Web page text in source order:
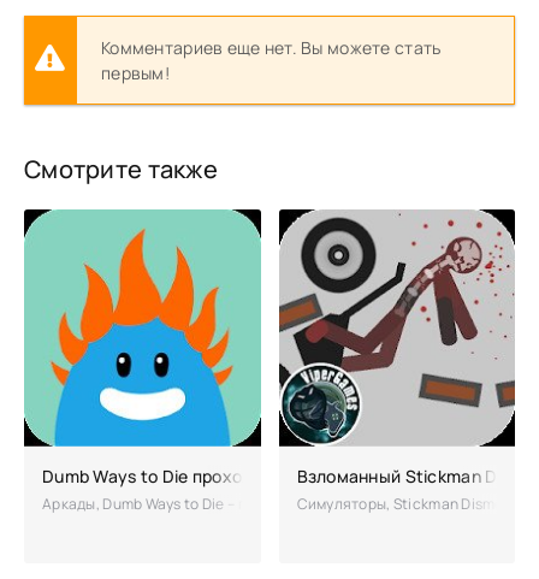
Комментариев еще нет. Вы можете стать
первым!
Смотрите также
Dumb Ways to Die прохождение
Аркады, Dumb Ways to Die – попробуйте спасти жизнерадостных и
Взломанный Stickman
Симуляторы, Stickman Dismount